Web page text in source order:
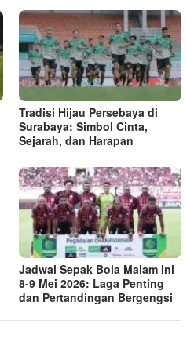
Tradisi Hijau Persebaya di
Surabaya: Simbol Cinta,
Sejarah, dan Harapan
Jadwal Sepak Bola Malam Ini
8-9 Mei 2026: Laga Penting
dan Pertandingan Bergengsi